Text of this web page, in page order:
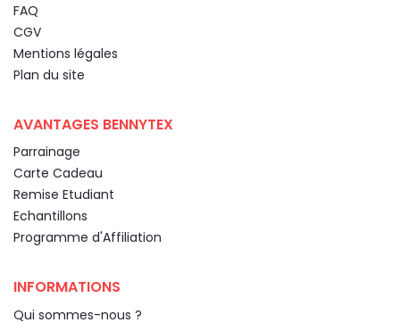
FAQ
CGV
Mentions légales
Plan du site
AVANTAGES BENNYTEX
Parrainage
Carte Cadeau
Remise Etudiant
Echantillons
Programme d'Affiliation
INFORMATIONS
Qui sommes-nous ?